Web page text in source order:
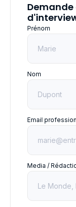
Prénom
Nom
Email
Media /